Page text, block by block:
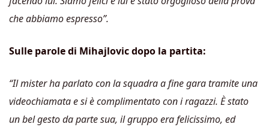
che abbiamo espresso”.
Sulle parole di Mihajlovic dopo la partita:
“Il mister ha parlato con la squadra a fine gara tramite una
videochiamata e si è complimentato con i ragazzi. È stato
un bel gesto da parte sua, il gruppo era felicissimo, ed